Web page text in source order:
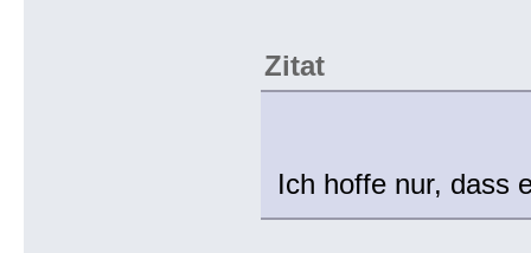
Zitat
Ich hoffe nur, dass